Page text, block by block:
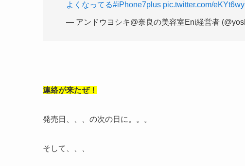
よくなってる#iPhone7plus pic.twitter.com/
— アンドウヨシキ@奈良の美容室Eni経営者
連絡が来たぜ！
発売日、、、の次の日に。。。
そして、、、